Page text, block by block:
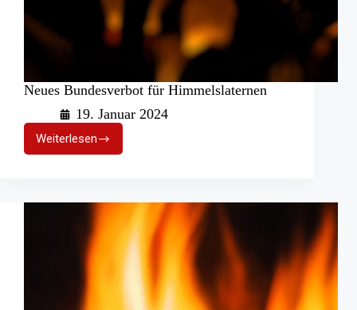
Neues Bundesverbot für Himmelslaternen
19. Januar 2024
Weiterlesen
Neues
Bundesverbot